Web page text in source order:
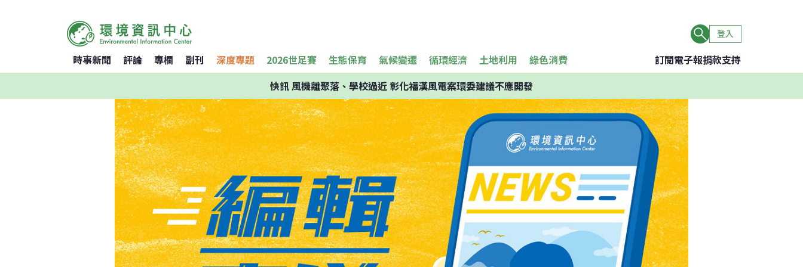
登入
時事新聞 評論 專欄 副刊 深度專題 2026世足賽 生態保育 氣候變遷 循環經濟 土地利用 綠色消費 訂閱電子報捐款支持
快訊風機離聚落、學校過近 彰化福漢風電案環委建議不應開發